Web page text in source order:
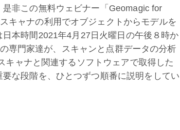
非この無料ウェビナー「Geomagic for
キャナの利用でオブジェクトからモデルを
本時間2021年4月27日火曜日の午後８時か
専門家達が、スキャンと点群データの分析
ャナと関連するソフトウェアで取得した
な段階を、ひとつずつ順番に説明をしてい